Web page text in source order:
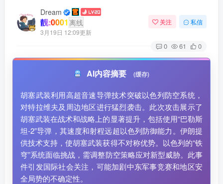
Dream
靓:0001 离线
3月19日 12:09更新
关注 私信
0 61 0
AI内容摘要 (缓存)
胡塞武装利用高超音速导弹技术突破以色列防空系统，
对特拉维夫及周边地区进行猛烈袭击。此次攻击展示了
胡塞武装在战术和战略上的显著提升，包括使用“巴勒斯
坦-2”导弹，其速度和射程远超以色列防御能力。伊朗提
供技术支持，使胡塞武装获得不对称优势。以色列的“铁
穹”系统面临挑战，需调整防空策略应对新型威胁。此事
件引发国际社会关注，可能加剧中东军事竞赛和地区安
全局势的不确定性。